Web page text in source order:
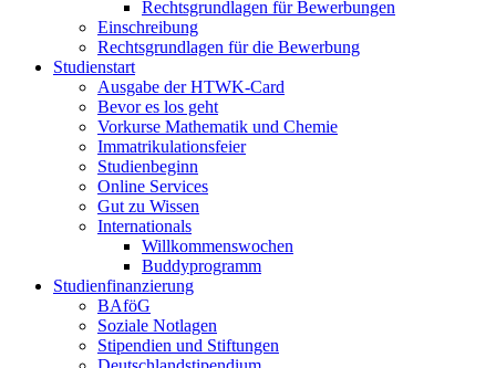
Rechtsgrundlagen für Bewerbungen
Einschreibung
Rechtsgrundlagen für die Bewerbung
Studienstart
Ausgabe der HTWK-Card
Bevor es los geht
Vorkurse Mathematik und Chemie
Immatrikulationsfeier
Studienbeginn
Online Services
Gut zu Wissen
Internationals
Willkommenswochen
Buddyprogramm
Studienfinanzierung
BAföG
Soziale Notlagen
Stipendien und Stiftungen